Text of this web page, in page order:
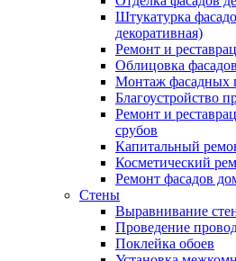
Штукатурка
декоративная)
Ремонт и
Облицовка
Монтаж фасадных
Благоустройство
Ремонт и
срубов
Капитальный
Косметический
Ремонт фасадов
Стены
Выравнивание
Проведение
Поклейка обоев